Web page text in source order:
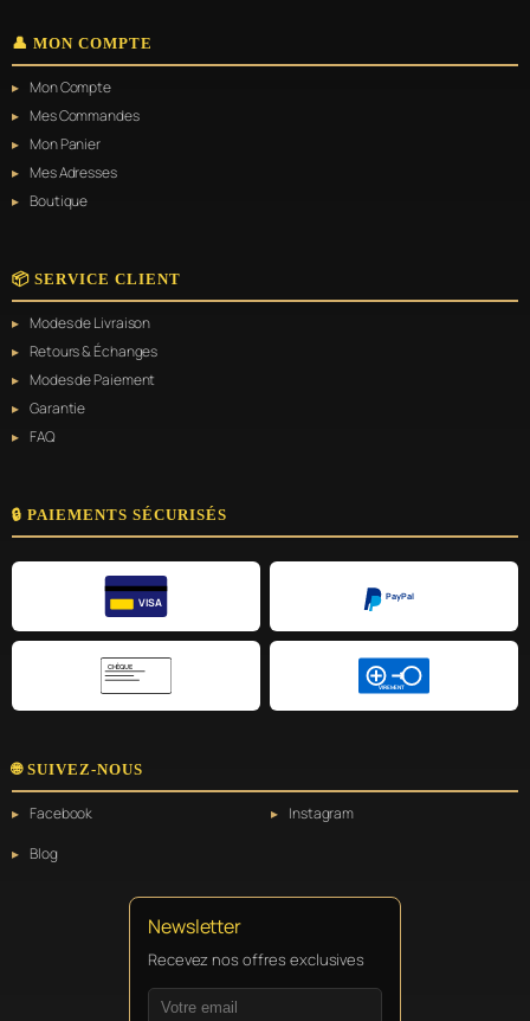
👤 MON COMPTE
Mon Compte
Mes Commandes
Mon Panier
Mes Adresses
Boutique
📦 SERVICE CLIENT
Modes de Livraison
Retours & Échanges
Modes de Paiement
Garantie
FAQ
🔒 PAIEMENTS SÉCURISÉS
VISA
PayPal
CHÈQUE
VIREMENT
🌐 SUIVEZ-NOUS
Facebook
Instagram
Blog
Newsletter
Recevez nos offres exclusives